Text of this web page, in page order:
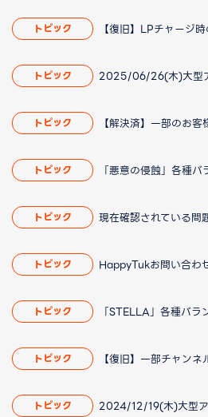
トピック
トピック
トピック
トピック 「悪意の侵蝕」各種
トピック
トピック
トピック
トピック
トピック